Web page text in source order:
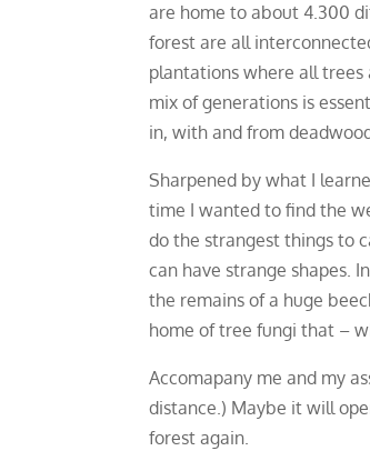
are home to about 4.300
forest are all
plantations where all trees
mix of generations is
in, with and from
Sharpened by what I
time I wanted to find the
do the strangest things to
can have strange shapes.
the remains of a huge
home of tree fungi that –
Accomapany me and my
distance.) Maybe it will
forest again.